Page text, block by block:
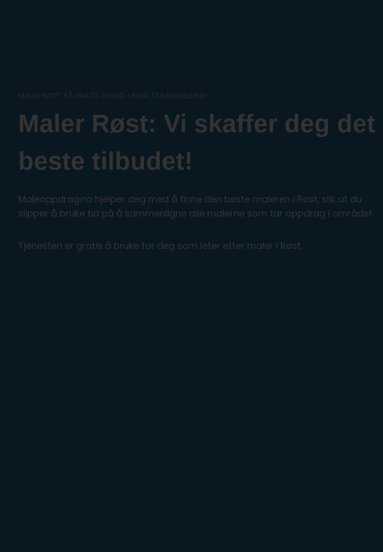
MALER RØST: FÅ GRATIS TILBUD • RASK TILBAKEMELDING
Maler Røst: Vi skaffer deg det
beste tilbudet!
Maleoppdrag.no hjelper deg med å finne den beste maleren i Røst, slik at du
slipper å bruke tid på å sammenligne alle malerne som tar oppdrag i området.
Tjenesten er gratis å bruke for deg som leter etter maler i Røst.